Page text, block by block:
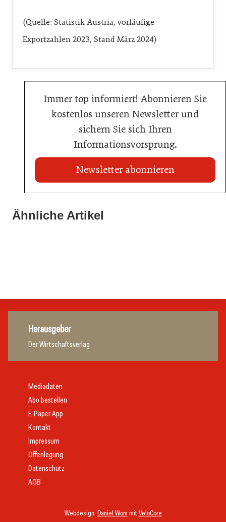
(Quelle: Statistik Austria, vorläufige
Exportzahlen 2023, Stand März 2024)
Immer top informiert! Abonnieren Sie
kostenlos unseren Newsletter und
sichern Sie sich Ihren
Informationsvorsprung.
Newsletter abonnieren
Ähnliche Artikel
20. Juli 2026
Herausgeber
Der Wirtschaftsverlag
Webdesign: Daniel Wom mitVeloCore
Mediadaten
Abo bestellen
E-Paper App
Kontakt
Impressum
Offenlegung
Datenschutz
AGB